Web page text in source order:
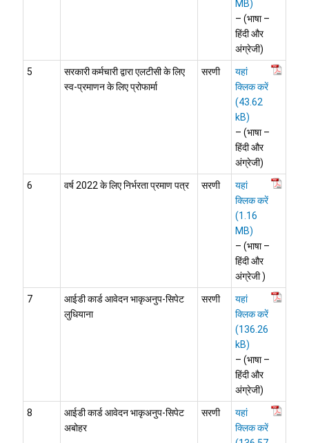
– (भाषा –
हिंदी और
अंग्रेजी)
5
सरकारी कर्मचारी द्वारा एलटीसी के लिए
स्व-प्रमाणन के लिए प्रोफार्मा
सरणी
यहां
क्लिक करें
– (भाषा –
हिंदी और
अंग्रेजी)
6 वर्ष 2022 के लिए निर्भरता प्रमाण पत्र सरणी
यहां
क्लिक करें
– (भाषा –
हिंदी और
अंग्रेजी )
7
आईडी कार्ड आवेदन भाकृअनुप-सिपेट
लुधियाना
सरणी
यहां
क्लिक करें
– (भाषा –
हिंदी और
अंग्रेजी)
8
आईडी कार्ड आवेदन भाकृअनुप-सिपेट
अबोहर
सरणी
यहां
क्लिक करें